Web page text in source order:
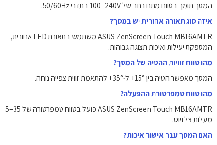
המסך תומך בטווח מתח רחב של ‎100–240V‎ בתדרי ‎50/60Hz‎.
איזה סוג תאורה אחורית יש במסך?
ASUS ZenScreen Touch MB16AMTR משתמש בתאורת LED אחורית,
המספקת יעילות ואיכות תצוגה גבוהות.
מהו טווח זוויות ההטיה של המסך?
המסך מאפשר הטיה בין ‎+15°‎ ל‑‎+35°‎ להתאמת זווית צפייה נוחה.
מהו טווח טמפרטורת ההפעלה?
ASUS ZenScreen Touch MB16AMTR פועל בטווח טמפרטורה של ‎5–35‎
מעלות צלזיוס.
האם המסך עבר אישור איכות?